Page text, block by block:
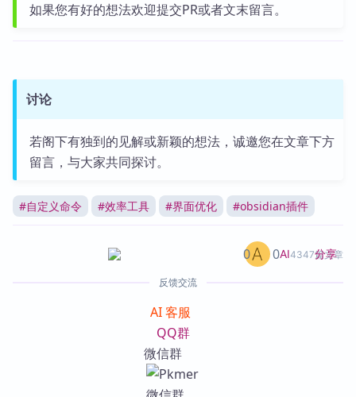
如果您有好的想法欢迎提交PR或者文末留言。
讨论
若阁下有独到的见解或新颖的想法，诚邀您在文章下方
留言，与大家共同探讨。
#自定义命令 #效率工具 #界面优化 #obsidian插件
AI4347篇文章
0 0 分享
反馈交流
AI 客服
QQ群
微信群